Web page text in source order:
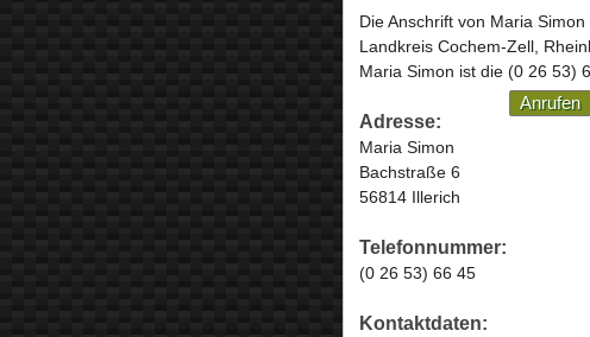
Die Anschrift von Maria Simon
Landkreis Cochem-Zell,
Maria Simon ist die (0 26 53)
Anrufen
Adresse:
Maria Simon
Bachstraße 6
56814 Illerich
Telefonnummer:
(0 26 53) 66 45
Kontaktdaten: